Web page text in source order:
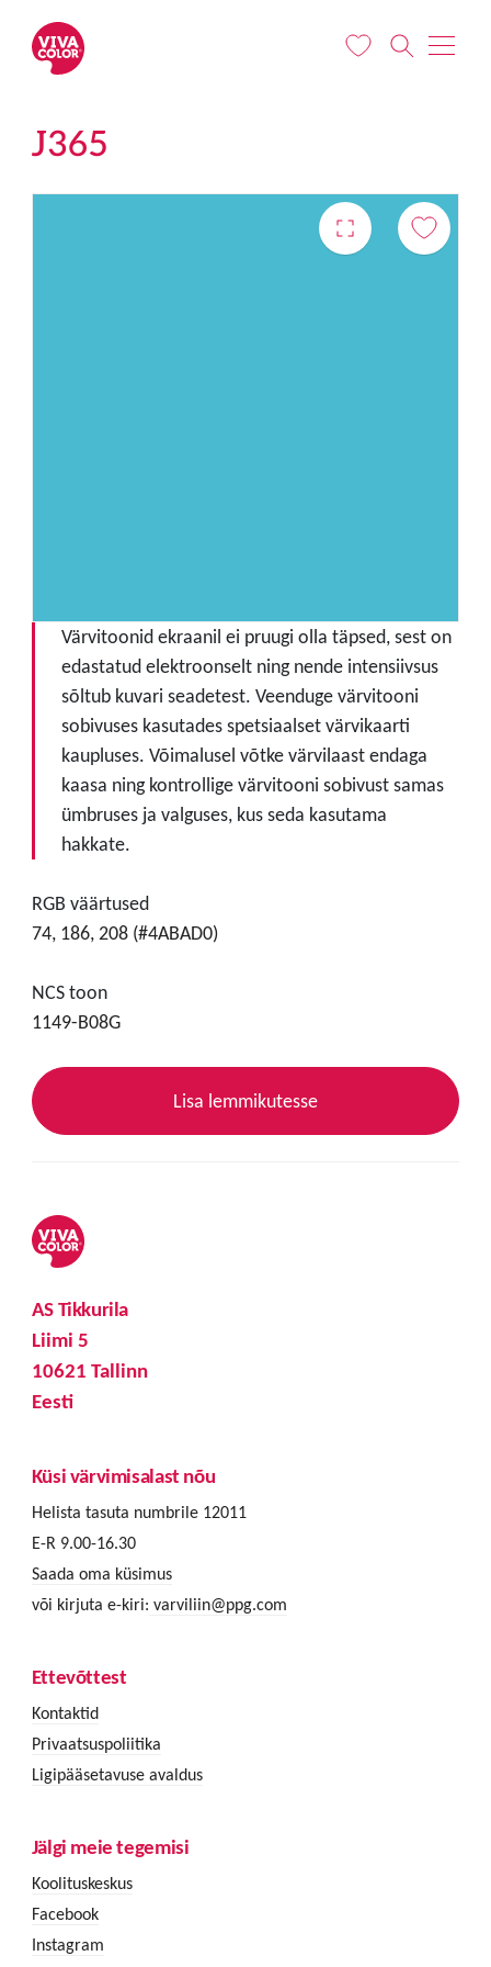
J365
Värvitoonid ekraanil ei pruugi olla täpsed, sest on
edastatud elektroonselt ning nende intensiivsus
sõltub kuvari seadetest. Veenduge värvitooni
sobivuses kasutades spetsiaalset värvikaarti
kaupluses. Võimalusel võtke värvilaast endaga
kaasa ning kontrollige värvitooni sobivust samas
ümbruses ja valguses, kus seda kasutama
hakkate.
RGB väärtused
74, 186, 208 (#4ABAD0)
NCS toon
1149-B08G
Lisa lemmikutesse
AS Tikkurila
Liimi 5
10621 Tallinn
Eesti
Küsi värvimisalast nõu
Helista tasuta numbrile 12011
E-R 9.00-16.30
Saada oma küsimus
või kirjuta e-kiri: varviliin@ppg.com
Ettevõttest
Kontaktid
Privaatsuspoliitika
Ligipääsetavuse avaldus
Jälgi meie tegemisi
Koolituskeskus
Facebook
Instagram